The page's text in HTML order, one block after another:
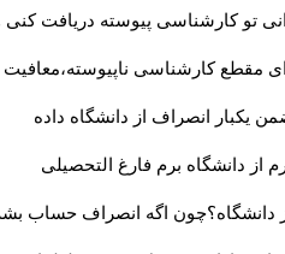
کارشناسی پیوسته دریافت کنی و
کارشناسی ناپیوسته،معافیت
انصراف از دانشگاه داده
برم فارغ التحصیلی
اگه انصراف حساب بشه